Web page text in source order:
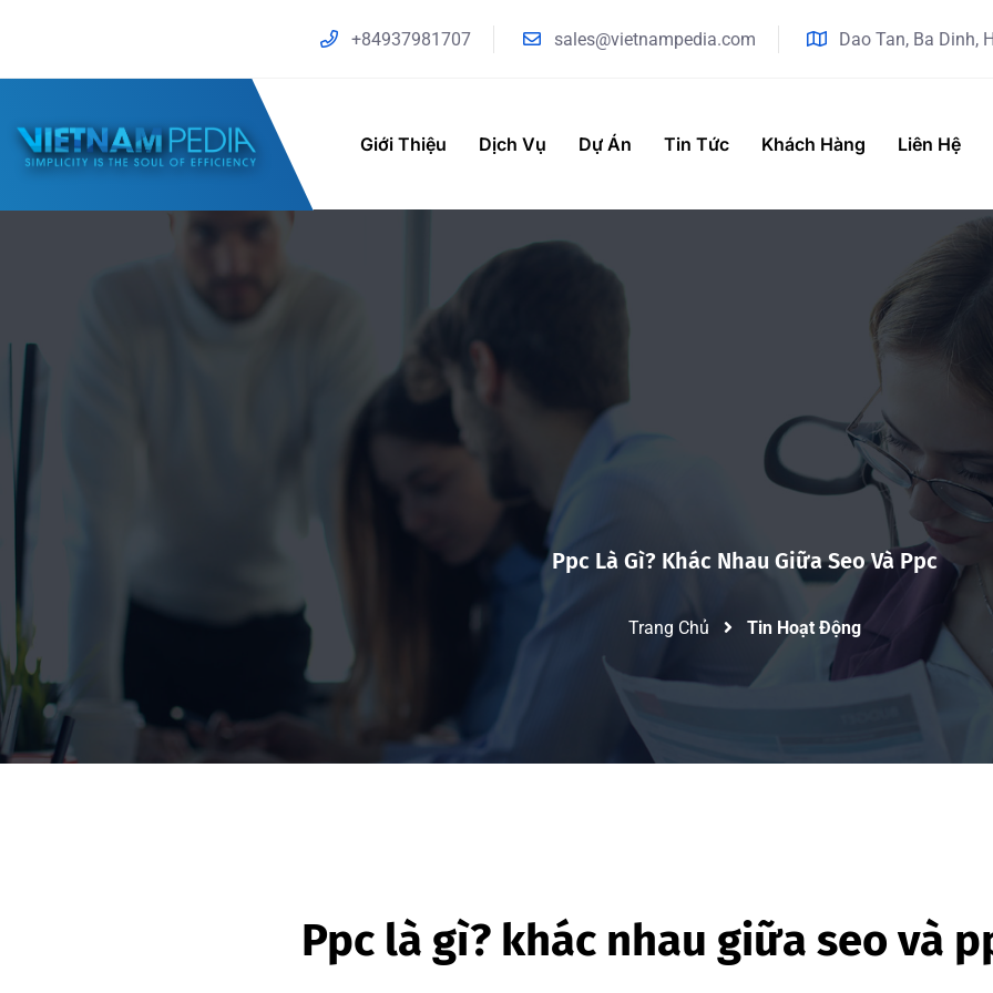
+84937981707 sales@vietnampedia.com Dao Tan, Ba Dinh,
Giới Thiệu Dịch Vụ Dự Án Tin Tức Khách Hàng Liên Hệ
Ppc Là Gì? Khác Nhau Giữa Seo Và Ppc
Trang Chủ Tin Hoạt Động
Ppc là gì? khác nhau giữa seo và